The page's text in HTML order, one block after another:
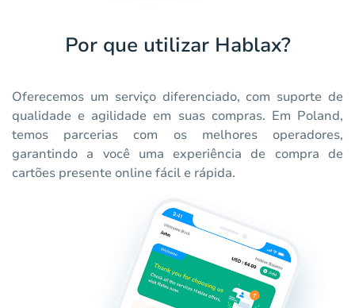
Por que utilizar Hablax?
Oferecemos um serviço diferenciado, com suporte de
qualidade e agilidade em suas compras. Em Poland,
temos parcerias com os melhores operadores,
garantindo a você uma experiência de compra de
cartões presente online fácil e rápida.